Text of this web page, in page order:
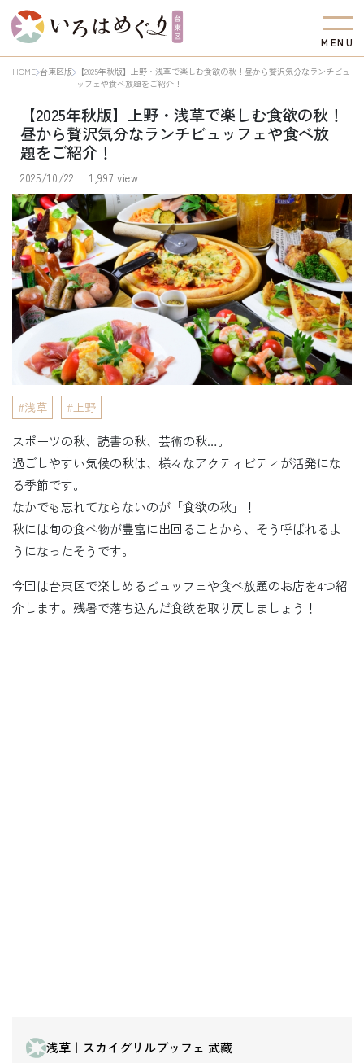
M EN U
HOME 台東区版
【2025年秋版】上野・浅草で楽しむ食欲の秋！昼から贅沢気分なランチビュ
ッフェや食べ放題をご紹介！
【2025年秋版】上野・浅草で楽しむ食欲の秋！
昼から贅沢気分なランチビュッフェや食べ放
題をご紹介！
2025/10/22 1,997 view
浅草 上野
スポーツの秋、読書の秋、芸術の秋…。
過ごしやすい気候の秋は、様々なアクティビティが活発にな
る季節です。
なかでも忘れてならないのが「食欲の秋」！
秋には旬の食べ物が豊富に出回ることから、そう呼ばれるよ
うになったそうです。
今回は台東区で楽しめるビュッフェや食べ放題のお店を4つ紹
介します。残暑で落ち込んだ食欲を取り戻しましょう！
浅草｜スカイグリルブッフェ 武藏